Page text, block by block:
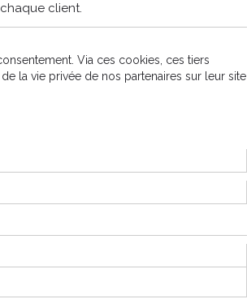
client.
Via ces cookies, ces tiers
la vie privée de nos partenaires sur leur site